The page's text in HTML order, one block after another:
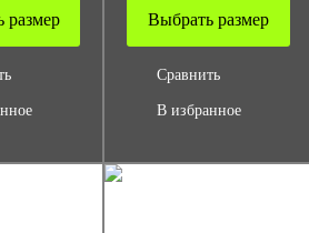
размер Выбрать размер
Сравнить
В избранное